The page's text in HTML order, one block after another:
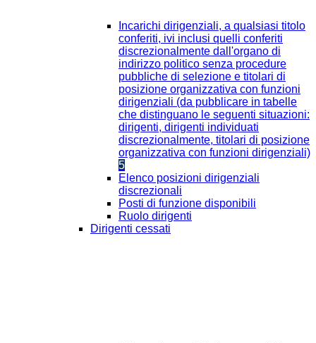
Incarichi dirigenziali, a qualsiasi titolo
conferiti, ivi inclusi quelli conferiti
discrezionalmente dall'organo di
indirizzo politico senza procedure
pubbliche di selezione e titolari di
posizione organizzativa con funzioni
dirigenziali (da pubblicare in tabelle
che distinguano le seguenti situazioni:
dirigenti, dirigenti individuati
discrezionalmente, titolari di posizione
organizzativa con funzioni dirigenziali)
5
Elenco posizioni dirigenziali
discrezionali
Posti di funzione disponibili
Ruolo dirigenti
Dirigenti cessati